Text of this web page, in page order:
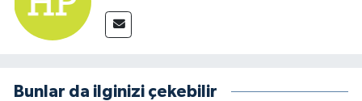
Bunlar da ilginizi çekebilir